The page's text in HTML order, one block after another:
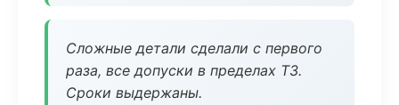
Сложные детали сделали с первого
раза, все допуски в пределах ТЗ.
Сроки выдержаны.